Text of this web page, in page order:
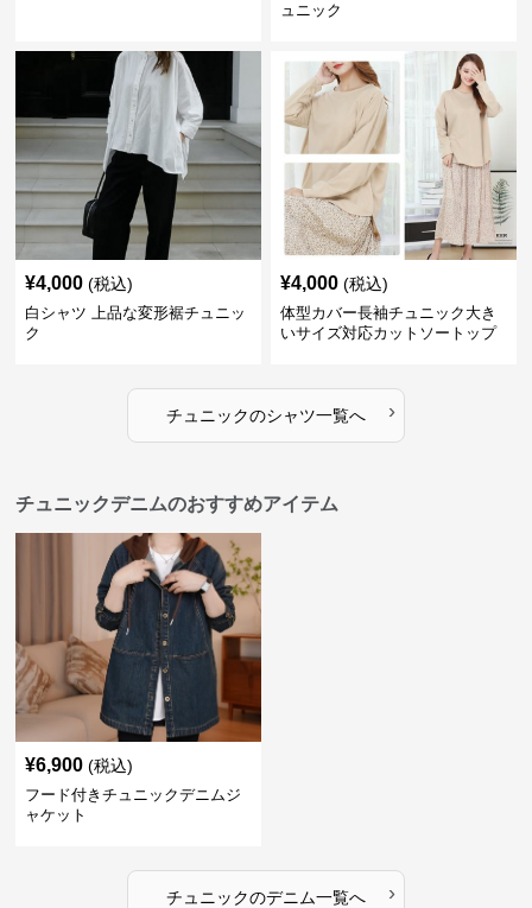
ュニック
¥4,000 (税込)
白シャツ 上品な変形裾チュニッ
ク
¥4,000 (税込)
体型カバー長袖チュニック大き
いサイズ対応カットソートップ
チュニックのシャツ一覧へ ›
チュニックデニムのおすすめアイテム
¥6,900 (税込)
フード付きチュニックデニムジ
ャケット
チュニックのデニム一覧へ ›